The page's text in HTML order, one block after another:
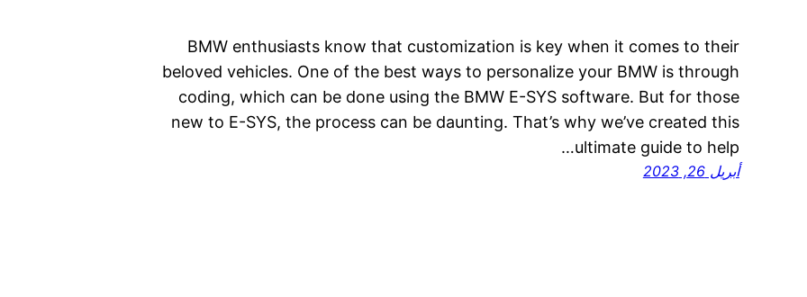
BMW enthusiasts know that customization is key when it comes to their
beloved vehicles. One of the best ways to personalize your BMW is through
coding, which can be done using the BMW E-SYS software. But for those
new to E-SYS, the process can be daunting. That’s why we’ve created this
ultimate guide to help…
أبريل 26, 2023